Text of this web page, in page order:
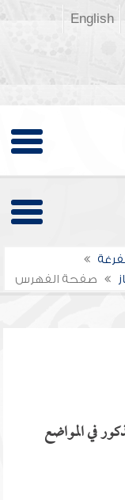
English
صفحة الفهرس
في المواضع